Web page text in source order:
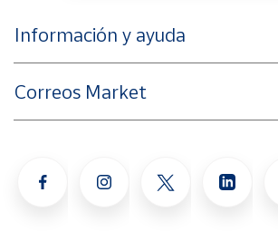
Información y ayuda
Correos Market